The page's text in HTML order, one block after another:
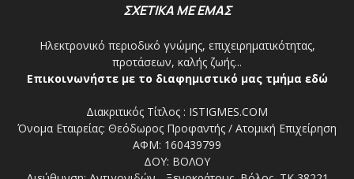
ΣΧΕΤΙΚΑ ΜΕ ΕΜΑΣ
Ηλεκτρονικό περιοδικό γνώμης, επιχειρηματικότητας,
προτάσεων, καλής ζωής...
Επικοινωνήστε με το διαφημιστικό μας τμήμα εδώ
Διακριτικός Τίτλος : ISTIGMES.COM
Όνομα Εταιρείας: Θεόδωρος Προφαντής / Ατομική Επιχείρηση
ΑΦΜ: 160439799
ΔΟΥ: ΒΟΛΟΥ